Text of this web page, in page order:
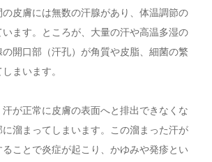
の皮膚には無数の汗腺があり、体温調節の
ます。ところが、大量の汗や高温多湿の
開口部（汗孔）が角質や皮脂、細菌の繁
まいます。
が正常に皮膚の表面へと排出できなくな
に溜まってしまいます。この溜まった汗が
ことで炎症が起こり、かゆみや発疹とい